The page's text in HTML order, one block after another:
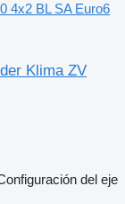
4x2 BL SA Euro6
Klima ZV
del eje